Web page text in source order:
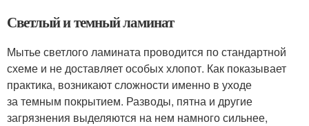
Светлый и темный ламинат
Мытье светлого ламината проводится по стандартной
схеме и не доставляет особых хлопот. Как показывает
практика, возникают сложности именно в уходе
за темным покрытием. Разводы, пятна и другие
загрязнения выделяются на нем намного сильнее,